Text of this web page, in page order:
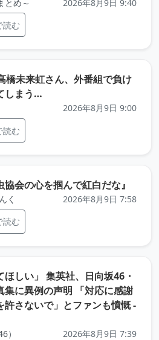
とめ～
2026年8月9日 9:40
読む
橋未来虹さん、外番組で負け
しまう…
2026年8月9日 9:00
読む
会の心を掴んで紅白だな』
く
2026年8月9日 7:58
読む
ほしい」 集英社、日向坂46・
集に異例の声明 「対応に感謝
許さないで」とファンも憤慨 -
記事を新しいタブで開きます）
）
2026年8月9日 7:39